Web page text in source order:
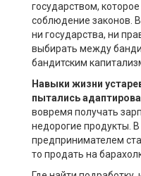
государством,
соблюдение законов.
ни государства, ни
выбирать между
бандитским
Навыки жизни
пытались
вовремя получать
недорогие продукты.
предпринимателем
то продать на